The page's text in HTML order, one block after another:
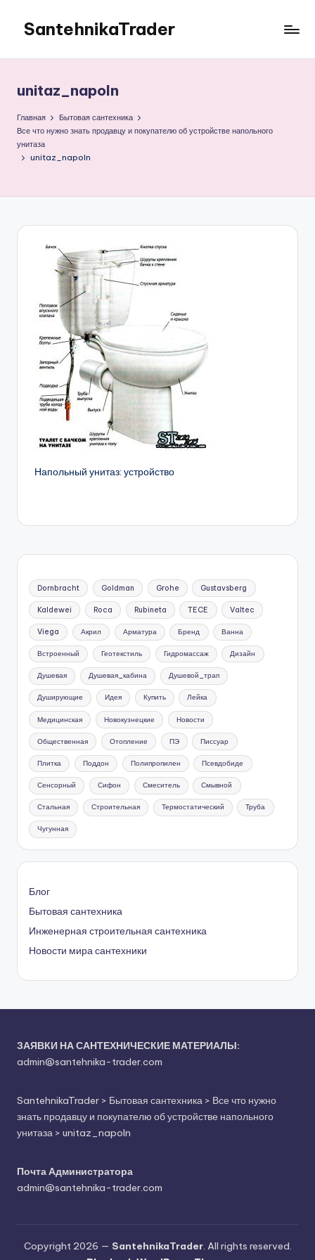
Перейти
содержимому
SantehnikaTrader
закупающего
сантехнику
unitaz_napoln
Главная
Бытовая сантехника
Все что нужно знать продавцу и покупателю об устройстве напольного
унитаза
unitaz_napoln
Напольный унитаз: устройство
Dornbracht Goldman Grohe Gustavsberg
Kaldewei Roca Rubineta TECE Valtec
Viega Акрил Арматура Бренд Ванна
Встроенный Геотекстиль Гидромассаж Дизайн
Душевая Душевая_кабина Душевой_трап
Душирующие Идея Купить Лейка
Медицинская Новокузнецкие Новости
Общественная Отопление ПЭ Писсуар
Плитка Поддон Полипропилен Псевдобиде
Сенсорный Сифон Смеситель Смывной
Стальная Строительная Термостатический Труба
Чугунная
Блог
Бытовая сантехника
Инженерная строительная сантехника
Новости мира сантехники
ЗАЯВКИ НА САНТЕХНИЧЕСКИЕ МАТЕРИАЛЫ:
admin@santehnika-trader.com
SantehnikaTrader > Бытовая сантехника > Все что нужно
знать продавцу и покупателю об устройстве напольного
унитаза > unitaz_napoln
Почта Администратора
admin@santehnika-trader.com
Copyright 2026 — SantehnikaTrader. All rights reserved.